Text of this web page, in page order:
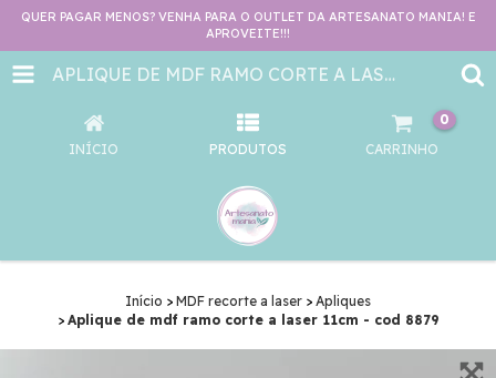
QUER PAGAR MENOS? VENHA PARA O OUTLET DA ARTESANATO MANIA! E
APROVEITE!!!
APLIQUE DE MDF RAMO CORTE A LASER 11CM - COD 8879
INÍCIO PRODUTOS CARRINHO
0
Início > MDF recorte a laser > Apliques
> Aplique de mdf ramo corte a laser 11cm - cod 8879